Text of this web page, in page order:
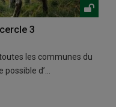
3
les communes du
d’…